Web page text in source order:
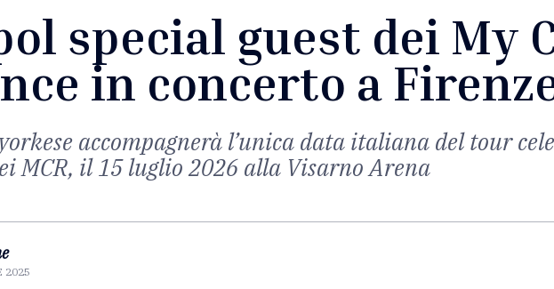
special guest dei My
in concerto a
accompagnerà l’unica data italiana del tour
MCR, il 15 luglio 2026 alla Visarno Arena
2025